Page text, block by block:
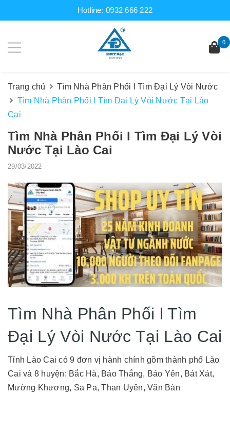
Hotline:0932 666 222
0
Trang chủ
Tìm Nhà Phân Phối l Tìm Đại Lý Vòi Nước
Tìm Nhà Phân Phối l Tìm Đại Lý Vòi Nước Tại Lào
Cai
Tìm Nhà Phân Phối l Tìm Đại Lý Vòi
Nước Tại Lào Cai
29/03/2022
Tìm Nhà Phân Phối l Tìm
Đại Lý Vòi Nước Tại Lào Cai
Tỉnh Lào Cai có 9 đơn vị hành chính gồm thành phố Lào
Cai và 8 huyện: Bắc Hà, Bảo Thắng, Bảo Yên, Bát Xát,
Mường Khương, Sa Pa, Than Uyên, Văn Bàn